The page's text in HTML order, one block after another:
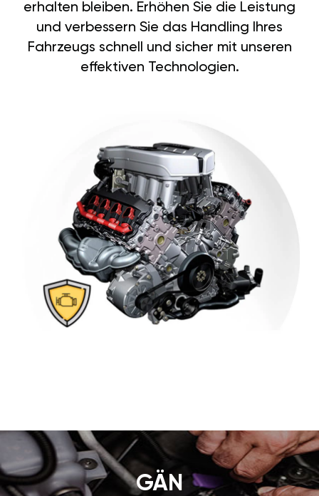
erhalten bleiben. Erhöhen Sie die Leistung
und verbessern Sie das Handling Ihres
Fahrzeugs schnell und sicher mit unseren
effektiven Technologien.
GÄN